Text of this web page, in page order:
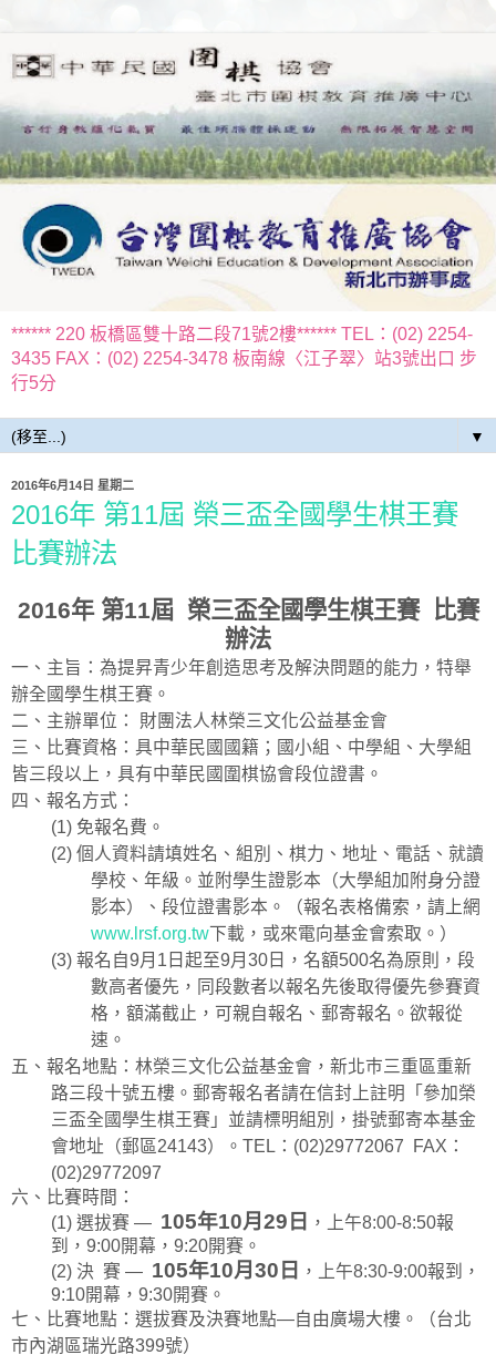
****** 220 板橋區雙十路二段71號2樓****** TEL：(02) 2254-
3435 FAX：(02) 2254-3478 板南線〈江子翠〉站3號出口 步
行5分
▼
2016年6月14日 星期二
2016年 第11屆 榮三盃全國學生棋王賽
比賽辦法
2016年 第11屆 榮三盃全國學生棋王賽
比賽
辦法
一、主旨：為提昇青少年創造思考及解決問題的能力，特舉
辦全國學生棋王賽。
二、主辦單位：
財團法人林榮三文化公益基金會
三、比賽資格：具中華民國國籍；國小組、中學組 、 大學組
皆三段以上，具有中華民國圍棋協會段位證書。
四、報名方式：
(1) 免報名費。
(2) 個人資料請填姓名、組別、棋力、地址、電話、就讀
學校、年級。並附學生證影本（大學組加附身分證
影本）、段位證書影本。（報名表格備索，請上網
www.lrsf.org.tw下載，或來電向基金會索取。）
(3) 報名自9月 1 日起至9月 30 日，名額500名為原則，段
數高者優先，同段數者以報名先後取得優先參賽資
格，額滿截止，可親自報名、郵寄報名。欲報從
速。
五、報名地點：林榮三文化公益基金會，新北巿三重區重新
路三段十號五樓。郵寄報名者請在信封上註明「參加榮
三盃全國學生棋王賽」並請標明組別，掛號郵寄本基金
會地址（郵區24143）。 TEL ： (02)29772067 FAX ：
(02)29772097
六、比賽時間：
(1) 選拔賽 — 105年10月 29 日 ，上午8:00-8:50報
到， 9:00開幕， 9:20開賽。
(2) 決 賽 — 105年10月 30 日 ，上午8:30-9:00報到，
9:10開幕， 9:30開賽。
七、比賽地點：選拔賽及決賽地點—自由廣場大樓。（台北
市內湖區瑞光路399號）